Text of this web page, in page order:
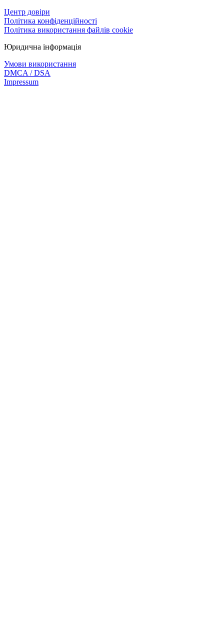
Центр довіри
Політика конфіденційності
Політика використання файлів cookie
Юридична інформація
Умови використання
DMCA / DSA
Impressum